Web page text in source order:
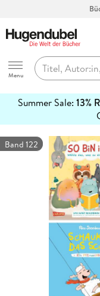
Hugendubel
Menu
Summer Sale: 13%
erfahren
Band 122